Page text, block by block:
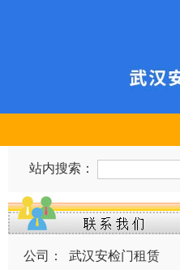
站内搜索：
公司：
武汉安检门租赁